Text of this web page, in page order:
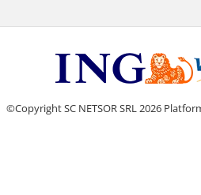
©Copyright SC NETSOR SRL 2026